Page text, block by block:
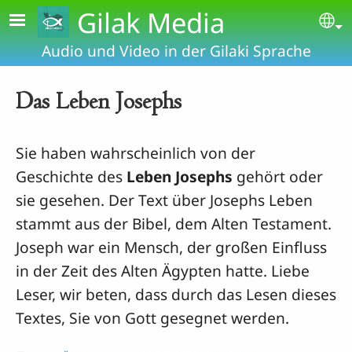
Skip to main contentGilak Media
Audio und Video in der Gilaki Sprache
Das Leben Josephs
Sie haben wahrscheinlich von der
Geschichte des Leben Josephs gehört oder
sie gesehen. Der Text über Josephs Leben
stammt aus der Bibel, dem Alten Testament.
Joseph war ein Mensch, der großen Einfluss
in der Zeit des Alten Ägypten hatte. Liebe
Leser, wir beten, dass durch das Lesen dieses
Textes, Sie von Gott gesegnet werden.